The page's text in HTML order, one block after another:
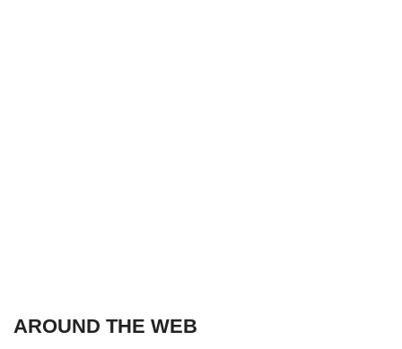
AROUND THE WEB